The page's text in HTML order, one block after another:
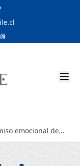
emocional de
Evidencia